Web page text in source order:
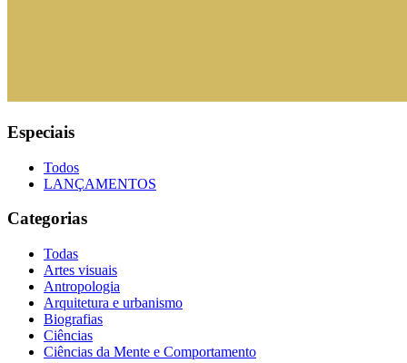
Especiais
Todos
LANÇAMENTOS
Categorias
Todas
Artes visuais
Antropologia
Arquitetura e urbanismo
Biografias
Ciências
Ciências da Mente e Comportamento